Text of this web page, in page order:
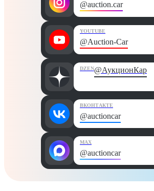
@auction.car
YOUTUBE
@Auction-Car
DZEN@АукционКар
ВКОНТАКТЕ
@auctioncar
MAX
@auctioncar